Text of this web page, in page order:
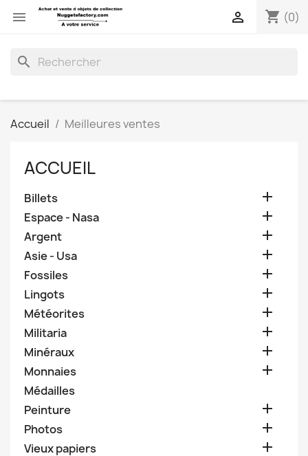
 shopping_cart (0)

search
Accueil Meilleures ventes
ACCUEIL
Billets 
Espace - Nasa 
Argent 
Asie - Usa 
Fossiles 
Lingots 
Météorites 
Militaria 
Minéraux 
Monnaies 
Médailles
Peinture

Photos 
Vieux papiers 